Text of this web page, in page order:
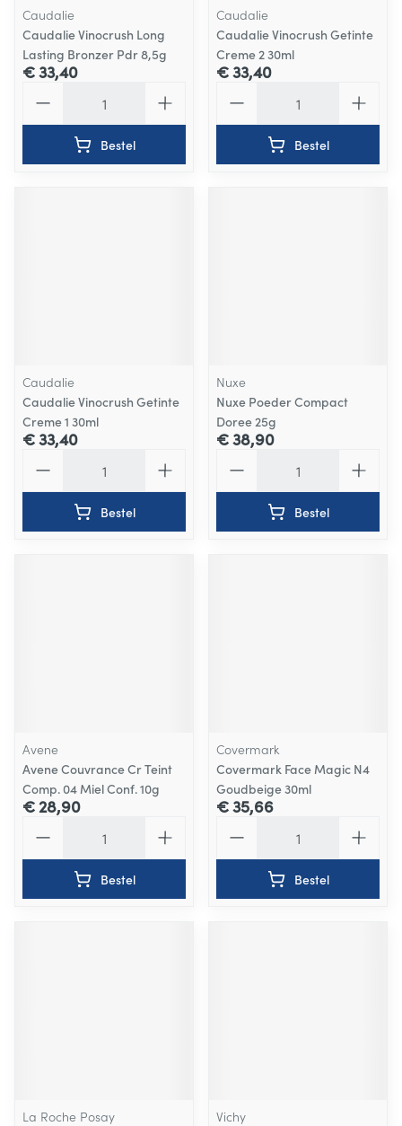
Caudalie
Caudalie Vinocrush Long
Lasting Bronzer Pdr 8,5g
€ 33,40
Bestel
Caudalie
Caudalie Vinocrush Getinte
Creme 2 30ml
€ 33,40
Bestel
Caudalie
Caudalie Vinocrush Getinte
Creme 1 30ml
€ 33,40
Bestel
Nuxe
Nuxe Poeder Compact
Doree 25g
€ 38,90
Bestel
Avene
Avene Couvrance Cr Teint
Comp. 04 Miel Conf. 10g
€ 28,90
Bestel
Covermark
Covermark Face Magic N4
Goudbeige 30ml
€ 35,66
Bestel
La Roche Posay
Vichy